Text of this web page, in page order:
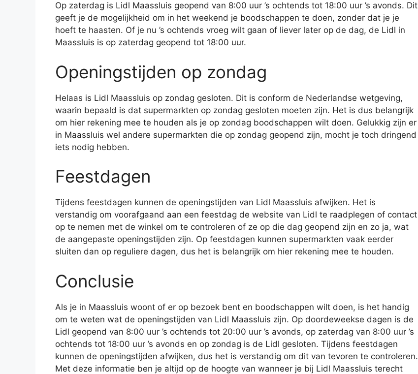
Op zaterdag is Lidl Maassluis geopend van 8:00 uur ’s ochtends tot 18:00 uur ’s avonds. Dit
geeft je de mogelijkheid om in het weekend je boodschappen te doen, zonder dat je je
hoeft te haasten. Of je nu ’s ochtends vroeg wilt gaan of liever later op de dag, de Lidl in
Maassluis is op zaterdag geopend tot 18:00 uur.
Openingstijden op zondag
Helaas is Lidl Maassluis op zondag gesloten. Dit is conform de Nederlandse wetgeving,
waarin bepaald is dat supermarkten op zondag gesloten moeten zijn. Het is dus belangrijk
om hier rekening mee te houden als je op zondag boodschappen wilt doen. Gelukkig zijn er
in Maassluis wel andere supermarkten die op zondag geopend zijn, mocht je toch dringend
iets nodig hebben.
Feestdagen
Tijdens feestdagen kunnen de openingstijden van Lidl Maassluis afwijken. Het is
verstandig om voorafgaand aan een feestdag de website van Lidl te raadplegen of contact
op te nemen met de winkel om te controleren of ze op die dag geopend zijn en zo ja, wat
de aangepaste openingstijden zijn. Op feestdagen kunnen supermarkten vaak eerder
sluiten dan op reguliere dagen, dus het is belangrijk om hier rekening mee te houden.
Conclusie
Als je in Maassluis woont of er op bezoek bent en boodschappen wilt doen, is het handig
om te weten wat de openingstijden van Lidl Maassluis zijn. Op doordeweekse dagen is de
Lidl geopend van 8:00 uur ’s ochtends tot 20:00 uur ’s avonds, op zaterdag van 8:00 uur ’s
ochtends tot 18:00 uur ’s avonds en op zondag is de Lidl gesloten. Tijdens feestdagen
kunnen de openingstijden afwijken, dus het is verstandig om dit van tevoren te controleren.
Met deze informatie ben je altijd op de hoogte van wanneer je bij Lidl Maassluis terecht